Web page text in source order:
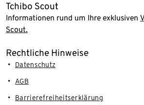
Tchibo Scout
Informationen rund um Ihre exklusiven
Scout.
Rechtliche Hinweise
Datenschutz
AGB
Barrierefreiheitserklärung